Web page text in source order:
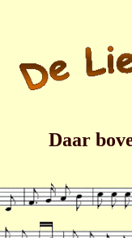
Daar